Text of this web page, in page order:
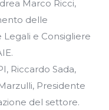
Marco Ricci,
delle
Legali e Consigliere
Riccardo Sada,
Presidente
del settore.